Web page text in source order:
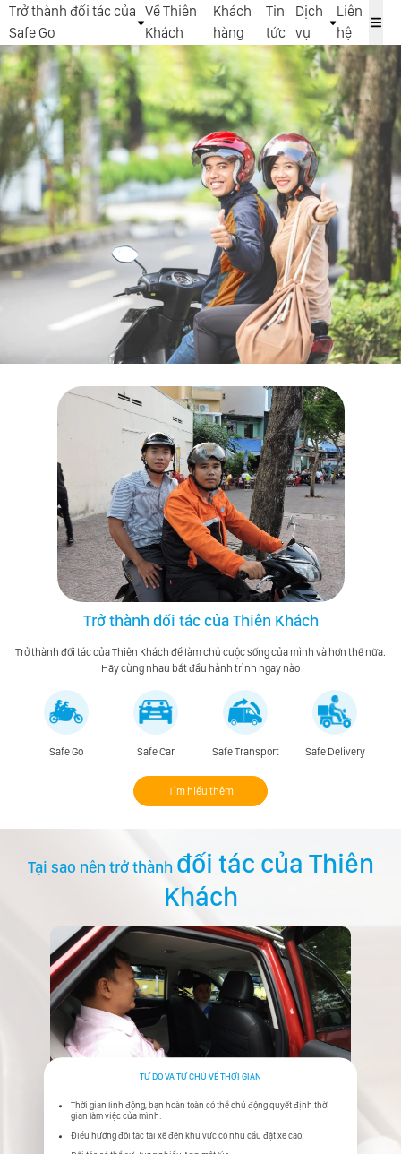
Trở thành đối tác của
Safe Go
Về Thiên
Khách
Khách
hàng
Tin
tức
Dịch
vụ
Liên
hệ
Trở thành đối tác của Thiên Khách
Trở thành đối tác của Thiên Khách để làm chủ cuộc sống của mình và hơn thế nữa.
Hãy cùng nhau bắt đầu hành trình ngay nào
Safe Go Safe Car Safe Transport Safe Delivery
Tìm hiểu thêm
Tại sao nên trở thành đối tác của Thiên
Khách
TỰ DO VÀ TỰ CHỦ VỀ THỜI GIAN
Thời gian linh động, bạn hoàn toàn có thể chủ động quyết định thời
gian làm việc của mình.
Điều hướng đối tác tài xế đến khu vực có nhu cầu đặt xe cao.